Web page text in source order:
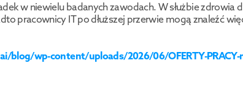
w niewielu badanych zawodach. W służbie zdrowia
pracownicy IT po dłuższej przerwie mogą znaleźć
blog/wp-content/uploads/2026/06/OFERTY-PRACY-